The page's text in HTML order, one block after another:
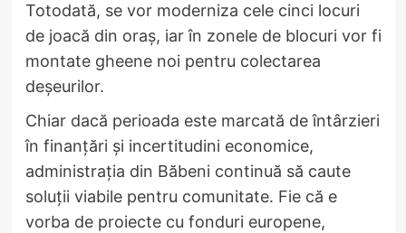
Totodată, se vor moderniza cele cinci locuri
de joacă din oraș, iar în zonele de blocuri vor fi
montate gheene noi pentru colectarea
deșeurilor.
Chiar dacă perioada este marcată de întârzieri
în finanțări și incertitudini economice,
administrația din Băbeni continuă să caute
soluții viabile pentru comunitate. Fie că e
vorba de proiecte cu fonduri europene,